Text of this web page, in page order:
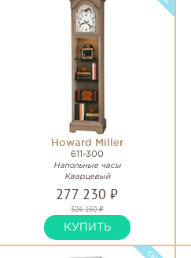
Howard Miller
611-300
Напольные часы
Кварцевый
277 230 ₽
326 150 ₽
КУПИТЬ